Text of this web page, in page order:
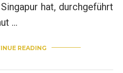
hat, durchgeführt
…
READING